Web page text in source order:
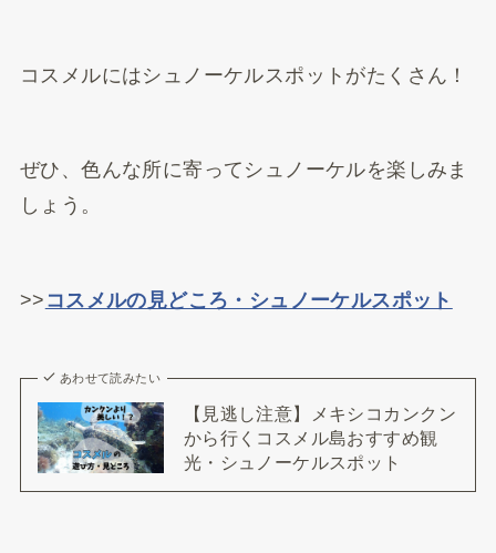
コスメルにはシュノーケルスポットがたくさん！
ぜひ、色んな所に寄ってシュノーケルを楽しみま
しょう。
>> コスメルの見どころ・シュノーケルスポット
あわせて読みたい
【見逃し注意】メキシコカンクン
から行くコスメル島おすすめ観
光・シュノーケルスポット